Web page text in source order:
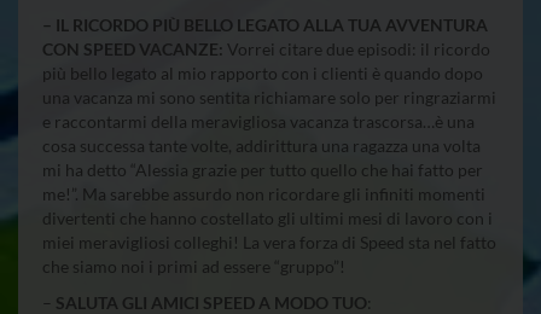
– IL RICORDO PIÙ BELLO LEGATO ALLA TUA AVVENTURA
CON SPEED VACANZE: Vorrei citare due episodi: il ricordo
più bello legato al mio rapporto con i clienti è quando dopo
una vacanza mi sono sentita richiamare solo per ringraziarmi
e raccontarmi della meravigliosa vacanza trascorsa…è una
cosa successa tante volte, addirittura una ragazza una volta
mi ha detto “Alessia grazie per tutto quello che hai fatto per
me!”. Ma sarebbe assurdo non ricordare gli infiniti momenti
divertenti che hanno costellato gli ultimi mesi di lavoro con i
miei meravigliosi colleghi! La vera forza di Speed sta nel fatto
che siamo noi i primi ad essere “gruppo”!
– SALUTA GLI AMICI SPEED A MODO TUO: